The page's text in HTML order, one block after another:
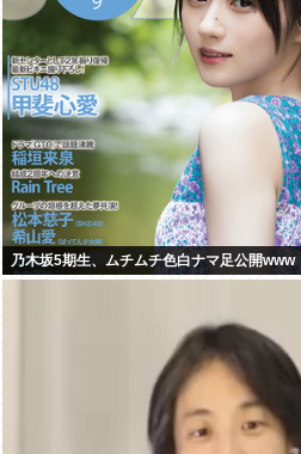
乃木坂5期生、ムチムチ色白ナマ足公開www